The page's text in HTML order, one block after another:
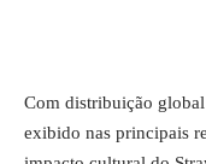
Com distribuição
exibido nas principais